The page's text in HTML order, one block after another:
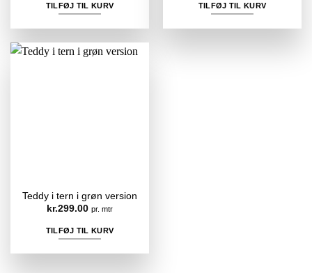
TILFØJ TIL KURV TILFØJ TIL KURV
Teddy i tern i grøn version
kr.299.00 pr. mtr
TILFØJ TIL KURV